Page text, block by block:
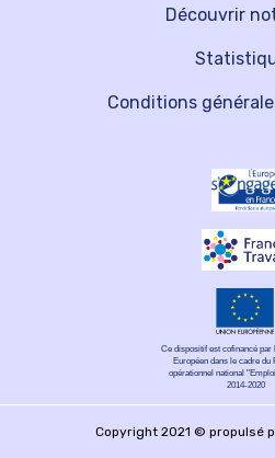
Découvrir
Conditions
Ce dispositif est cofinancé par
Européen dans le cadre du
opérationnel national
2014-2020
Copyright 2021 © propulsé